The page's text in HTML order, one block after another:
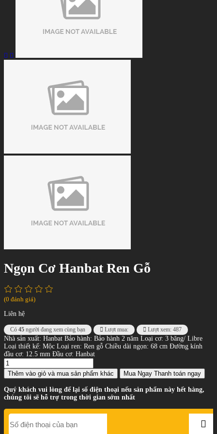
Ngọn Cơ Hanbat Ren Gỗ
(0 đánh giá)
Liên hệ
Có 45 người đang xem cùng bạn Lượt mua: Lượt xem: 487
Nhà sản xuất: Hanbat Bảo hành: Bảo hành 2 năm Loại cơ: 3 băng/ Libre
Loại thiết kế: Mộc Loại ren: Ren gỗ Chiều dài ngọn: 68 cm Đường kính
đầu cơ: 12.5 mm Đầu cơ: Hanbat
Thêm vào giỏ và mua sản phẩm khác Mua Ngay Thanh toán ngay
Quý khách vui lòng để lại số điện thoại nếu sản phẩm này hết hàng,
chúng tôi sẽ hỗ trợ trong thời gian sớm nhất